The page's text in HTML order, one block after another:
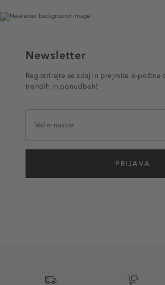
Newsletter
Registrirajte se zdaj in prejmite e-poštna
trendih in ponudbah!
PRIJAVA